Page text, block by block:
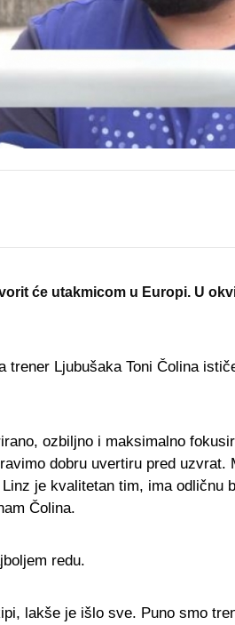
će utakmicom u Europi. U
trener Ljubušaka Toni Čolina
ozbiljno i maksimalno
dobru uvertiru pred
je kvalitetan tim, ima
Čolina.
redu.
lakše je išlo sve. Puno smo